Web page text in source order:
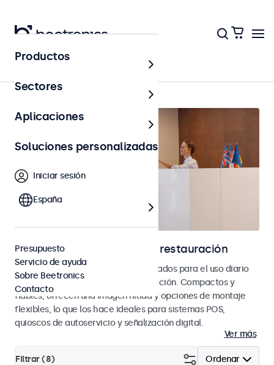
Página principal
Pantallas para hostelería y restauración
Monitores y pantallas táctiles diseñados para el uso diario
en entornos hoteleros y de restauración. Compactos y
fiables, ofrecen una imagen nítida y opciones de montaje
flexibles, lo que los hace ideales para sistemas POS,
quioscos de autoservicio y señalización digital.
Ver más
Ordenar
Filtrar (8)
Productos
Sectores
Aplicaciones
Soluciones personalizadas
Iniciar sesión
España
Presupuesto
Servicio de ayuda
Sobre Beetronics
Contacto